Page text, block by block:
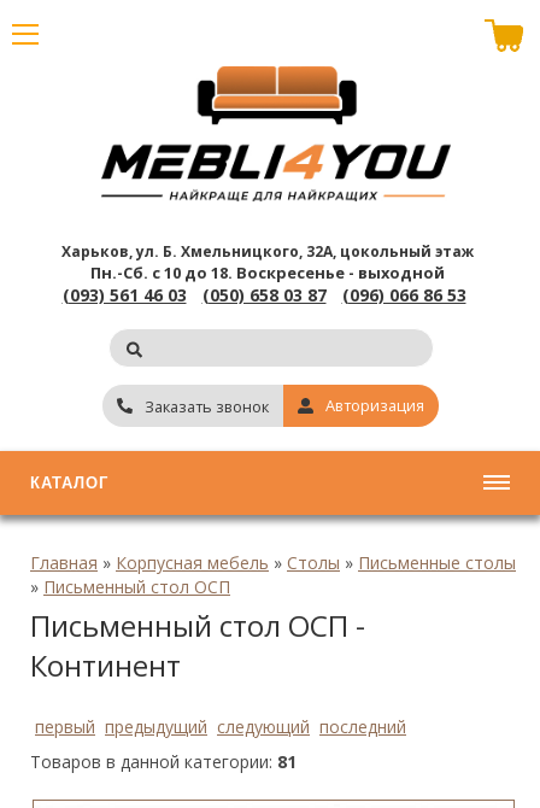
Харьков, ул. Б. Хмельницкого, 32А, цокольный этаж
Пн.-Сб. с 10 до 18. Воскресенье - выходной
(093) 561 46 03 (050) 658 03 87 (096) 066 86 53
Заказать звонок Авторизация
КАТАЛОГ
Главная » Корпусная мебель » Столы » Письменные столы
» Письменный стол ОСП
Письменный стол ОСП -
Континент
первый предыдущий следующий последний
Товаров в данной категории: 81
В корзине пусто